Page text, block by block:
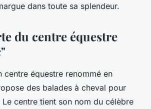
dans toute sa splendeur.
du centre équestre
centre équestre renommé en
des balades à cheval pour
centre tient son nom du célèbre